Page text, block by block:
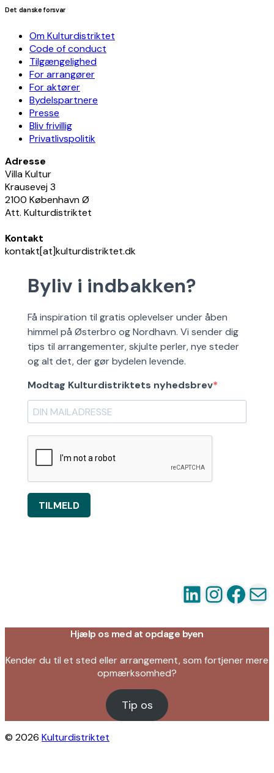
Det danske forsvar
Om Kulturdistriktet
Code of conduct
Tilgængelighed
For arrangører
For aktører
Bydelspartnere
Presse
Bliv frivillig
Privatlivspolitik
Adresse
Villa Kultur
Krausevej 3
2100 København Ø
Att. Kulturdistriktet
Kontakt
kontakt[at]kulturdistriktet.dk
Byliv i indbakken?
Få inspiration til gratis oplevelser under åben
himmel på Østerbro og Nordhavn. Vi sender dig
tips til arrangementer, skjulte perler, nye steder
og alt det, der gør bydelen levende.
Modtag Kulturdistriktets nyhedsbrev
TILMELD
LinkedIn
Hjælp os med at opdage byen
Kender du til et sted eller arrangement, som fortjener mere
opmærksomhed?
Tip os
© 2026 Kulturdistriktet